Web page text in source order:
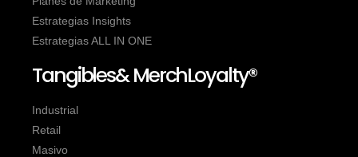
Estrategias Insights
Estrategias ALL IN ONE
Tangibles& MerchLoyalty®
Industrial
Retail
Masivo